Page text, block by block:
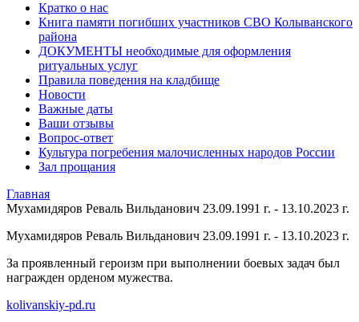
Кратко о нас
Книга памяти погибших участников СВО Колыванского
района
ДОКУМЕНТЫ необходимые для оформления
ритуальных услуг
Правила поведения на кладбище
Новости
Важные даты
Ваши отзывы
Вопрос-ответ
Культура погребения малочисленных народов России
Зал прощания
Главная
Мухамидяров Реваль Вильданович 23.09.1991 г. - 13.10.2023 г.
Мухамидяров Реваль Вильданович 23.09.1991 г. - 13.10.2023 г.
За проявленный героизм при выполнении боевых задач был
награжден орденом мужества.
kolivanskiy-pd.ru